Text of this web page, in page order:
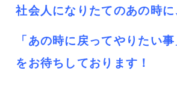
社会人になりたてのあの時
「あの時に戻ってやりたい
をお待ちしております！